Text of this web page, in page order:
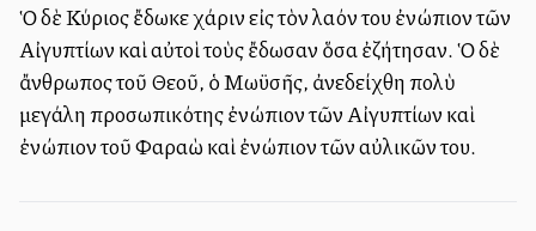
Ὁ δὲ Κύριος ἔδωκε χάριν εἰς τὸν λαόν του ἐνώπιον τῶν
Αἰγυπτίων καὶ αὐτοὶ τοὺς ἔδωσαν ὅσα ἐζήτησαν. Ὁ δὲ
ἄνθρωπος τοῦ Θεοῦ, ὁ Μωϋσῆς, ἀνεδείχθη πολὺ
μεγάλη προσωπικότης ἐνώπιον τῶν Αἰγυπτίων καὶ
ἐνώπιον τοῦ Φαραὼ καὶ ἐνώπιον τῶν αὐλικῶν του.